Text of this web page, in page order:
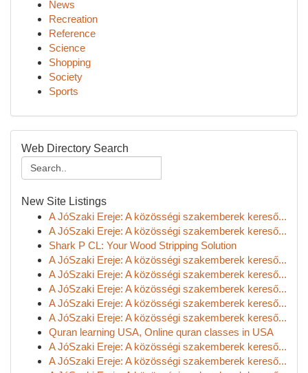
News
Recreation
Reference
Science
Shopping
Society
Sports
Web Directory Search
New Site Listings
A JóSzaki Ereje: A közösségi szakemberek kereső...
A JóSzaki Ereje: A közösségi szakemberek kereső...
Shark P CL: Your Wood Stripping Solution
A JóSzaki Ereje: A közösségi szakemberek kereső...
A JóSzaki Ereje: A közösségi szakemberek kereső...
A JóSzaki Ereje: A közösségi szakemberek kereső...
A JóSzaki Ereje: A közösségi szakemberek kereső...
A JóSzaki Ereje: A közösségi szakemberek kereső...
Quran learning USA, Online quran classes in USA
A JóSzaki Ereje: A közösségi szakemberek kereső...
A JóSzaki Ereje: A közösségi szakemberek kereső...